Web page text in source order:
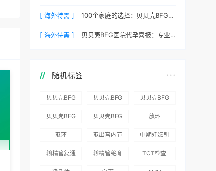
[ 海外特需 ] 100个家庭的选择：贝贝壳BFG医院专业代孕成功案例分享
[ 海外特需 ] 贝贝壳BFG医院代孕喜报：专业代孕让生命延续更简单
随机标签
贝贝壳BFG
坦就诊患者
贝贝壳BFG
96.3%，“医
贝贝壳BFG
划”：抱娃
贝贝壳BFG
资源库志愿
贝贝壳BFG
海外辅助生
放环
取环
取出宫内节
中期妊娠引
输精管复通
输精管绝育
TCT检查